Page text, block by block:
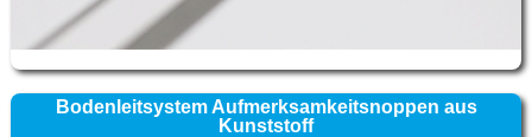
Bodenleitsystem Aufmerksamkeitsnoppen aus
Kunststoff